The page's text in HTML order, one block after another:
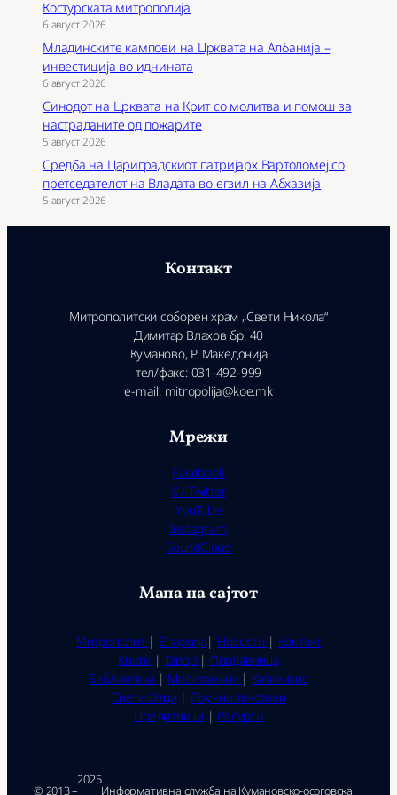
Костурската митрополија
6 август 2026
Младинските кампови на Црквата на Албанија –
инвестиција во иднината
6 август 2026
Синодот на Црквата на Крит со молитва и помош за
настраданите од пожарите
5 август 2026
Средба на Цариградскиот патријарх Вартоломеј со
претседателот на Владата во егзил на Абхазија
5 август 2026
Контакт
Митрополитски соборен храм „Свети Никола“
Димитар Влахов бр. 40
Куманово, Р. Македонија
тел/факс: 031-492-999
e-mail: mitropolija@koe.mk
Мрежи
Facebook
X / Twitter
YouTube
Instagram
SoundCloud
Мапа на сајтот
Митрополит | Епархија| Новости | Контакт
Книги | Тавор | Продавница
Библиотека | Молитвеник | Катихизис
Свети Отци| Поучни текстови
Предизвици | Ресурси
© 2013 –
2025
Ин­фор­ма­тив­на служ­ба на Ку­ма­нов­ско-осо­гов­ска